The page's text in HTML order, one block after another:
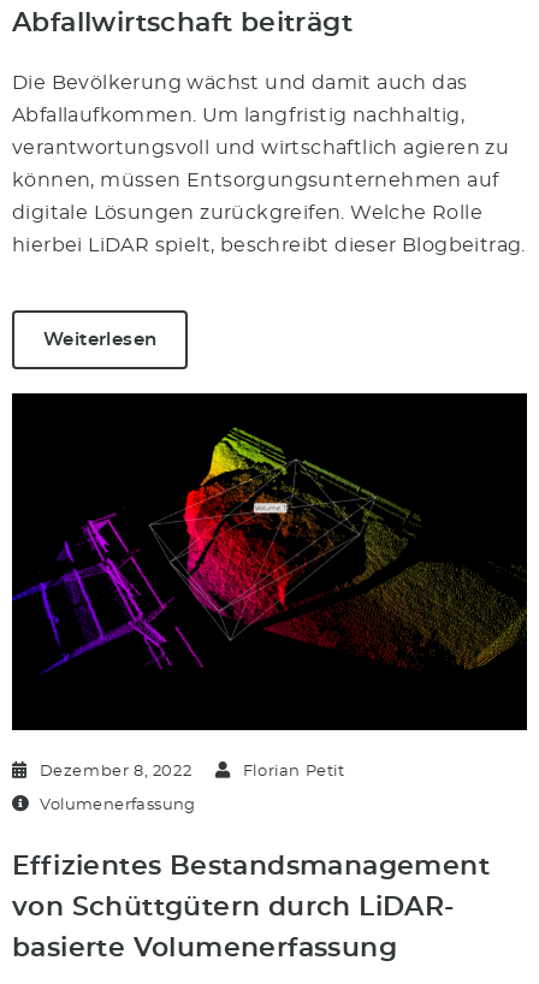
Abfallwirtschaft beiträgt
Die Bevölkerung wächst und damit auch das
Abfallaufkommen. Um langfristig nachhaltig,
verantwortungsvoll und wirtschaftlich agieren zu
können, müssen Entsorgungsunternehmen auf
digitale Lösungen zurückgreifen. Welche Rolle
hierbei LiDAR spielt, beschreibt dieser Blogbeitrag.
Weiterlesen
Dezember 8, 2022 Florian Petit
Volumenerfassung
Effizientes Bestandsmanagement
von Schüttgütern durch LiDAR-
basierte Volumenerfassung